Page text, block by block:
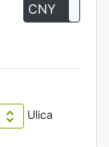
CNY
Ulica